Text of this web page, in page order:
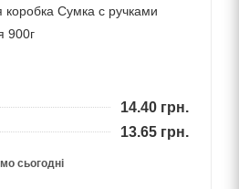
коробка Сумка с ручками
900г
14.40грн.
13.65грн.
сьогодні